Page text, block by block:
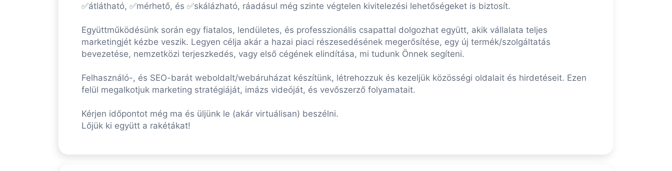
✅átlátható, ✅mérhető, és ✅skálázható, ráadásul még szinte végtelen kivitelezési lehetőségeket is biztosít.
Együttműködésünk során egy fiatalos, lendületes, és professzionális csapattal dolgozhat együtt, akik vállalata teljes
marketingjét kézbe veszik. Legyen célja akár a hazai piaci részesedésének megerősítése, egy új termék/szolgáltatás
bevezetése, nemzetközi terjeszkedés, vagy első cégének elindítása, mi tudunk Önnek segíteni.
Felhasználó-, és SEO-barát weboldalt/webáruházat készítünk, létrehozzuk és kezeljük közösségi oldalait és hirdetéseit. Ezen
felül megalkotjuk marketing stratégiáját, imázs videóját, és vevőszerző folyamatait.
Kérjen időpontot még ma és üljünk le (akár virtuálisan) beszélni.
Lőjük ki együtt a rakétákat!